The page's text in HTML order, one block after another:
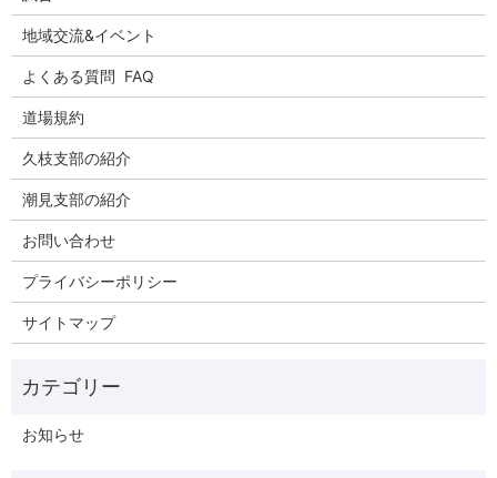
地域交流&イベント
よくある質問 FAQ
道場規約
久枝支部の紹介
潮見支部の紹介
お問い合わせ
プライバシーポリシー
サイトマップ
お知らせ